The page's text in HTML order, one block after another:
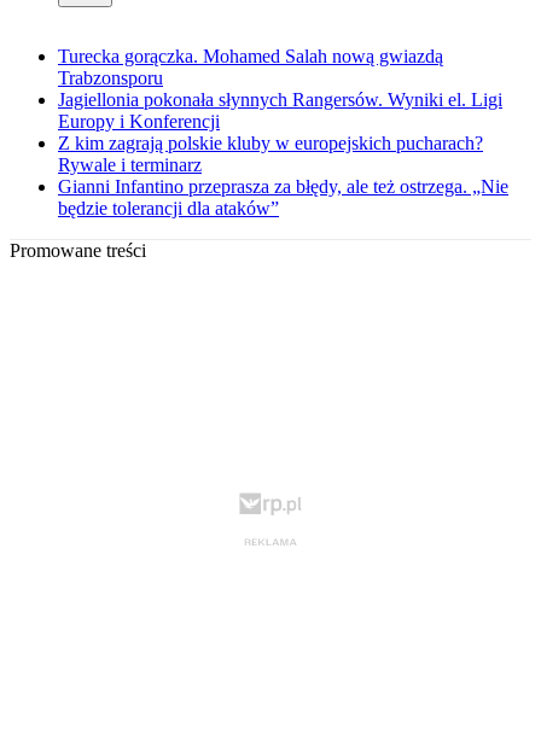
Turecka gorączka. Mohamed Salah nową gwiazdą
Trabzonsporu
Jagiellonia pokonała słynnych Rangersów. Wyniki el. Ligi
Europy i Konferencji
Z kim zagrają polskie kluby w europejskich pucharach?
Rywale i terminarz
Gianni Infantino przeprasza za błędy, ale też ostrzega. „Nie
będzie tolerancji dla ataków”
Promowane treści